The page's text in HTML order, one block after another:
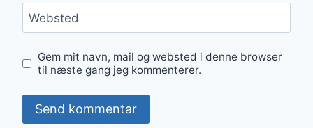
Websted
Gem mit navn, mail og websted i denne browser
til næste gang jeg kommenterer.